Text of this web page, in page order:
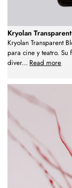
Kryolan
Kryolan Transparent
para cine y teatro. Su
diver... Read more